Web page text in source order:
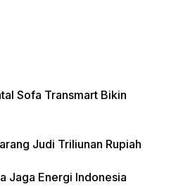
Sofa Transmart Bikin
Judi Triliunan Rupiah
Jaga Energi Indonesia